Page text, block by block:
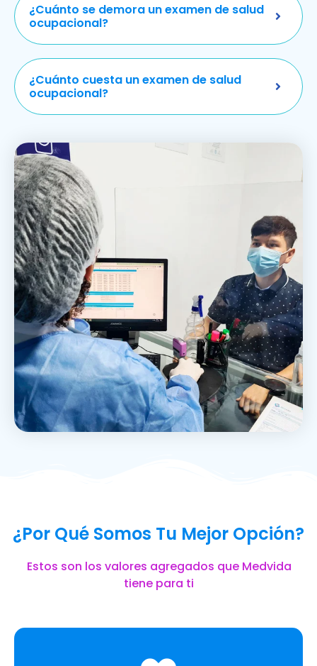
¿Cuánto se demora un examen de salud
ocupacional?
¿Cuánto cuesta un examen de salud
ocupacional?
¿Por Qué Somos Tu Mejor Opción?
Estos son los valores agregados que Medvida
tiene para ti